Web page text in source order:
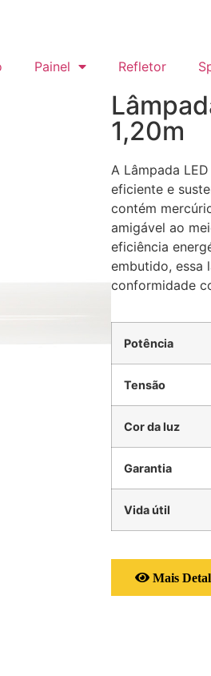
Painel Refletor
1,20m
A Lâmpada
eficiente e
contém
amigável ao
eficiência
embutido, essa
conformidade
Potência
Tensão
Cor da luz
Garantia
Vida útil
Mais